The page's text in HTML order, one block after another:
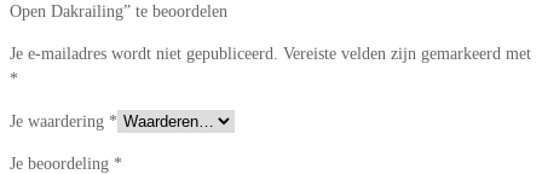
Open Dakrailing” te beoordelen
Je e-mailadres wordt niet gepubliceerd. Vereiste velden zijn gemarkeerd met
*
Je waardering *
Je beoordeling *